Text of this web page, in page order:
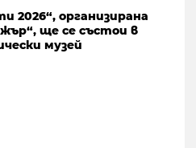
2026“, организирана
ще се състои в
музей